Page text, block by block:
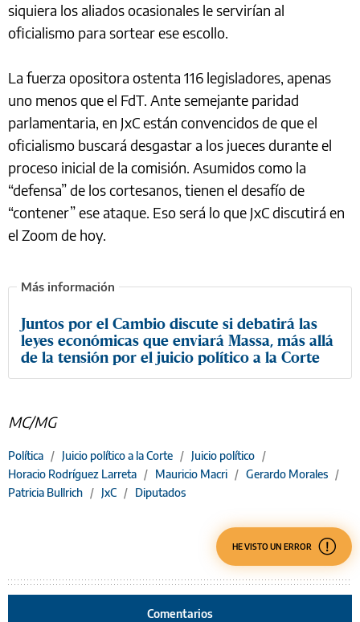
siquiera los aliados ocasionales le servirían al
oficialismo para sortear ese escollo.
La fuerza opositora ostenta 116 legisladores, apenas
uno menos que el FdT. Ante semejante paridad
parlamentaria, en JxC están convencidos de que el
oficialismo buscará desgastar a los jueces durante el
proceso inicial de la comisión. Asumidos como la
“defensa” de los cortesanos, tienen el desafío de
“contener” ese ataque. Eso será lo que JxC discutirá en
el Zoom de hoy.
Juntos por el Cambio discute si debatirá las
leyes económicas que enviará Massa, más allá
de la tensión por el juicio político a la Corte
MC/MG
Política / Juicio político a la Corte / Juicio político /
Horacio Rodríguez Larreta / Mauricio Macri / Gerardo Morales /
Patricia Bullrich / JxC / Diputados
HE VISTO UN ERROR
Comentarios